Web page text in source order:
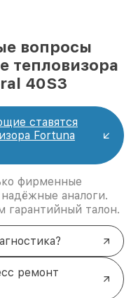
вопросы
тепловизора
40S3
ставятся
Fortuna
фирменные
аналоги.
гарантийный талон.
ремонт